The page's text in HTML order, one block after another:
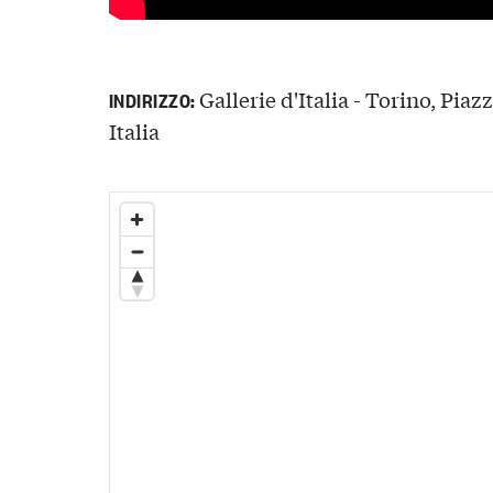
INDIRIZZO:Gallerie d'Italia - Torino,
Italia